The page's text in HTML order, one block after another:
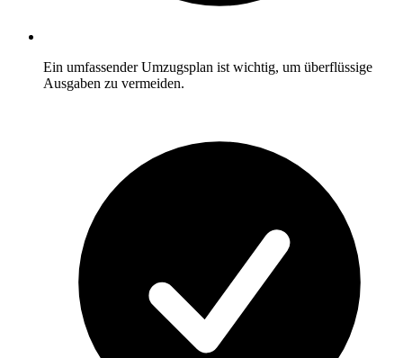
Ein umfassender Umzugsplan ist wichtig, um überflüssige
Ausgaben zu vermeiden.